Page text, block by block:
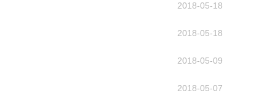
2018-05-18
2018-05-18
2018-05-09
2018-05-07